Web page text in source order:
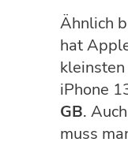
Ähnlich
hat
iPhone
GB.
muss